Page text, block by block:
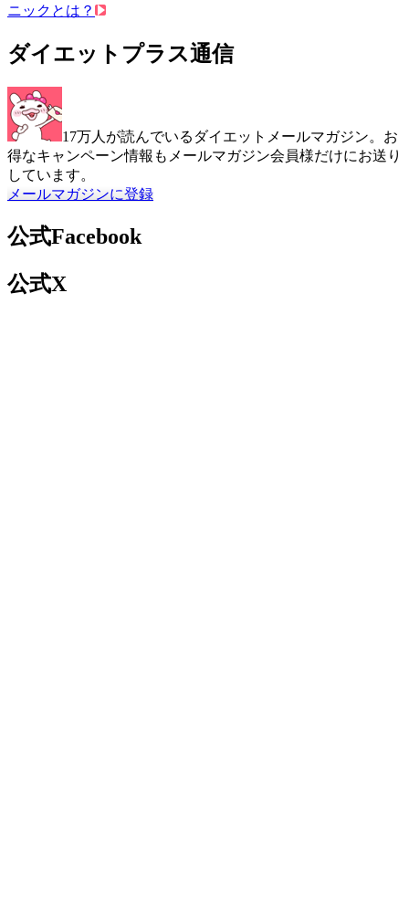
ニックとは？
ダイエットプラス通信
17万人が読んでいるダイエットメールマガジン。お
得なキャンペーン情報もメールマガジン会員様だけにお送り
しています。
メールマガジンに登録
公式Facebook
公式X